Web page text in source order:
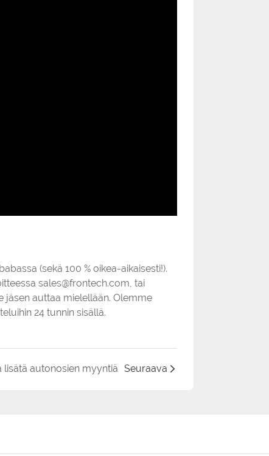
(sekä 100 % oikea-aikaisesti!).
sales@frontech.com, tai
jäsen auttaa mielellään. Olemme
24 tunnin sisällä.
lisätä autonosien myyntiä Seuraava